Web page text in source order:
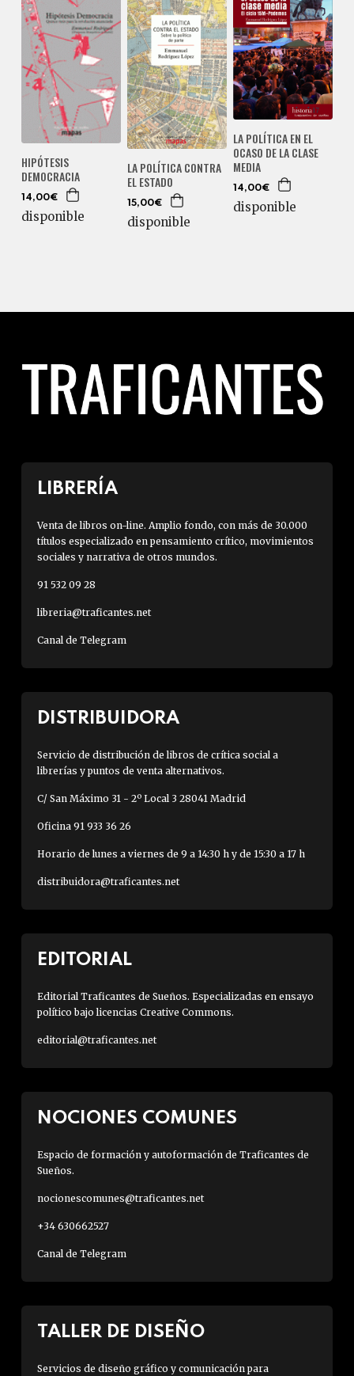
HIPÓTESIS
DEMOCRACIA
14,00€
disponible
LA POLÍTICA CONTRA
EL ESTADO
15,00€
disponible
LA POLÍTICA EN EL
OCASO DE LA CLASE
MEDIA
14,00€
disponible
LIBRERÍA
Venta de libros on-line. Amplio fondo, con más de 30.000
títulos especializado en pensamiento crítico, movimientos
sociales y narrativa de otros mundos.
91 532 09 28
libreria@traficantes.net
Canal de Telegram
DISTRIBUIDORA
Servicio de distribución de libros de crítica social a
librerías y puntos de venta alternativos.
C/ San Máximo 31 - 2º Local 3 28041 Madrid
Oficina 91 933 36 26
Horario de lunes a viernes de 9 a 14:30 h y de 15:30 a 17 h
distribuidora@traficantes.net
EDITORIAL
Editorial Traficantes de Sueños. Especializadas en ensayo
político bajo licencias Creative Commons.
editorial@traficantes.net
NOCIONES COMUNES
Espacio de formación y autoformación de Traficantes de
Sueños.
nocionescomunes@traficantes.net
+34 630662527
Canal de Telegram
TALLER DE DISEÑO
Servicios de diseño gráfico y comunicación para